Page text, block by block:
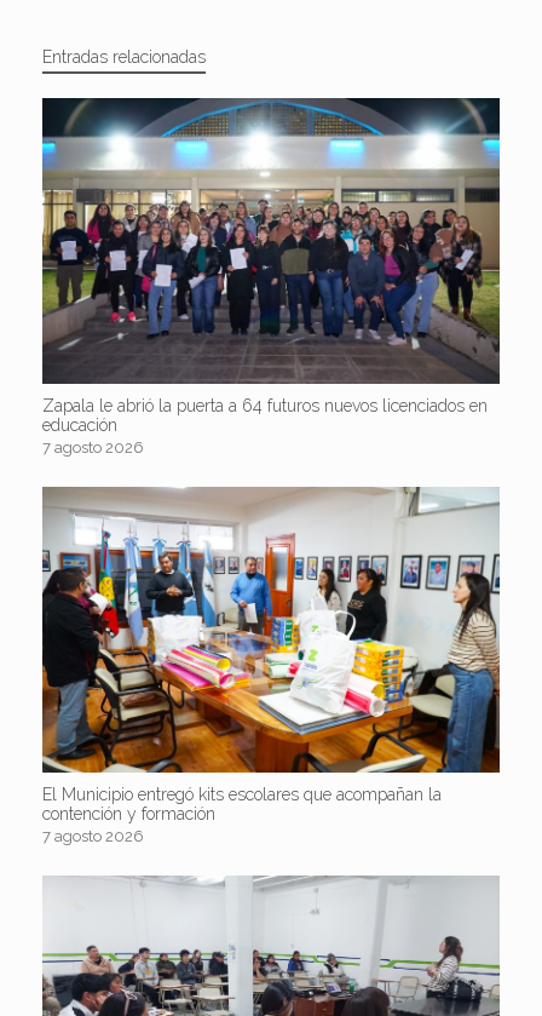
Entradas relacionadas
Zapala le abrió la puerta a 64 futuros nuevos licenciados en
educación
7 agosto 2026
El Municipio entregó kits escolares que acompañan la
contención y formación
7 agosto 2026